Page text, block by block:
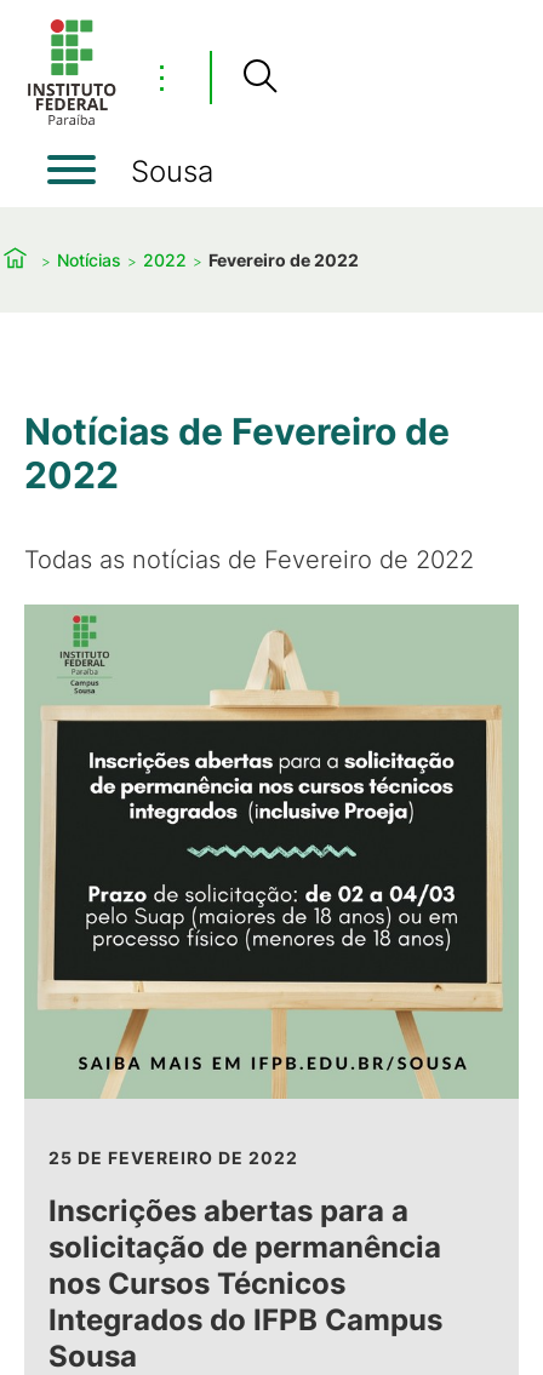
⋮
Sousa
Notícias 2022 Fevereiro de 2022
Notícias de Fevereiro de
2022
Todas as notícias de Fevereiro de 2022
25 DE FEVEREIRO DE 2022
Inscrições abertas para a
solicitação de permanência
nos Cursos Técnicos
Integrados do IFPB Campus
Sousa